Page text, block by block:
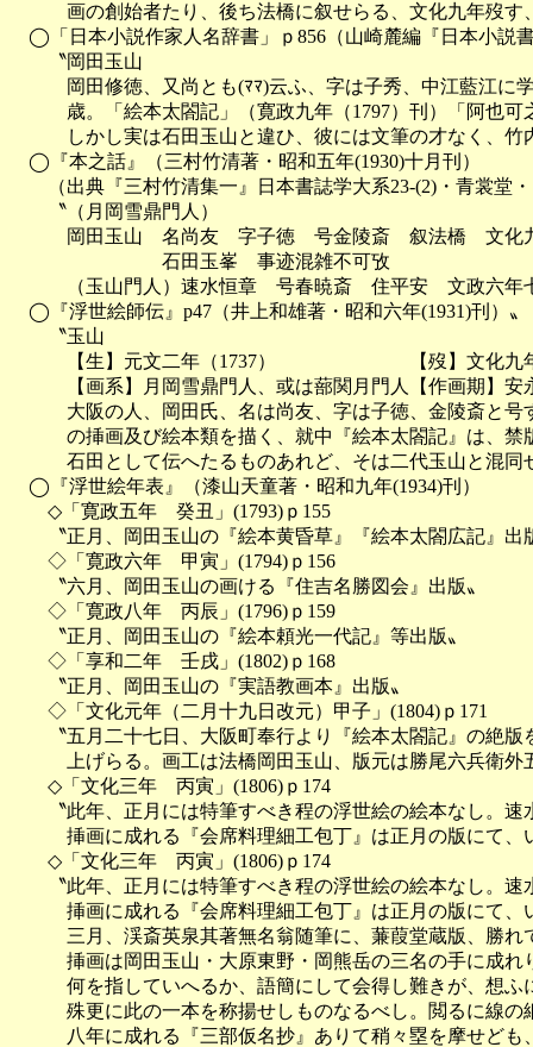
画の創始者たり、後ち法橋に叙せらる、文化九年歿す
◯「日本小説作家人名辞書」ｐ856（山崎麓編『日本小説
〝岡田玉山
岡田修徳、又尚とも(ﾏﾏ)云ふ、字は子秀、中江藍江に学
歳。「絵本太閤記」（寛政九年（1797）刊）「阿也可
しかし実は石田玉山と違ひ、彼には文筆の才なく、竹
◯『本之話』（三村竹清著・昭和五年(1930)十月刊）
（出典『三村竹清集一』日本書誌学大系23-(2)・青裳堂・
〝（月岡雪鼎門人）
岡田玉山　名尚友　字子徳　号金陵斎　叙法橋　文化
石田玉峯　事迹混雑不可攷
（玉山門人）速水恒章　号春暁斎　住平安　文政六年
◯『浮世絵師伝』p47（井上和雄著・昭和六年(1931)刊）〟
〝玉山
【生】元文二年（1737）　　　　　　　【歿】文化九
【画系】月岡雪鼎門人、或は蔀関月門人【作画期】安
大阪の人、岡田氏、名は尚友、字は子徳、金陵斎と号
の挿画及び絵本類を描く、就中『絵本太閤記』は、禁
石田として伝へたるものあれど、そは二代玉山と混同
◯『浮世絵年表』（漆山天童著・昭和九年(1934)刊）
◇「寛政五年　癸丑」(1793)ｐ155
〝正月、岡田玉山の『絵本黄昏草』『絵本太閤広記』出
◇「寛政六年　甲寅」(1794)ｐ156
〝六月、岡田玉山の画ける『住吉名勝図会』出版〟
◇「寛政八年　丙辰」(1796)ｐ159
〝正月、岡田玉山の『絵本頼光一代記』等出版〟
◇「享和二年　壬戌」(1802)ｐ168
〝正月、岡田玉山の『実語教画本』出版〟
◇「文化元年（二月十九日改元）甲子」(1804)ｐ171
〝五月二十七日、大阪町奉行より『絵本太閤記』の絶版
上げらる。画工は法橋岡田玉山、版元は勝尾六兵衛外
◇「文化三年　丙寅」(1806)ｐ174
〝此年、正月には特筆すべき程の浮世絵の絵本なし。速
挿画に成れる『会席料理細工包丁』は正月の版にて、
◇「文化三年　丙寅」(1806)ｐ174
〝此年、正月には特筆すべき程の浮世絵の絵本なし。速
挿画に成れる『会席料理細工包丁』は正月の版にて、
三月、渓斎英泉其著無名翁随筆に、蒹葭堂蔵版、勝れ
挿画は岡田玉山・大原東野・岡熊岳の三名の手に成れ
何を指していへるか、語簡にして会得し難きが、想ふ
殊更に此の一本を称揚せしものなるべし。閲るに線の
八年に成れる『三部仮名抄』ありて稍々塁を摩せども